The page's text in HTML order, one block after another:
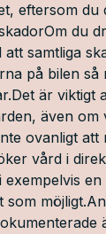
eftersom du
du
samtliga
på bilen
är viktigt
även
ovanligt
vård i
exempelvis
som